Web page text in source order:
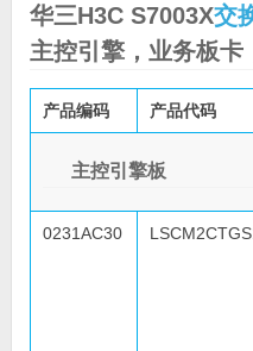
华三H3C S7003X交
主控引擎，业务板
产品编码 产品代码
主控引擎板
0231AC30